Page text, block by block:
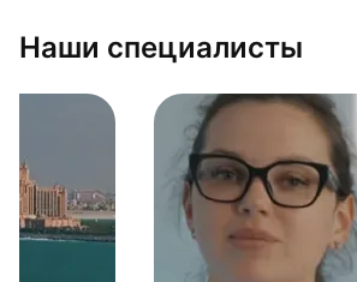
Наши специалисты